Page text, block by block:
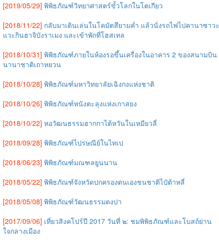
[2019/05/29] พิพิธภัณฑ์วิทยาศาสตร์ขั้วโลกในโตเกียว
[2018/11/22] กลับมาเดินเล่นในโคมัตสึยามค่ำ แล้วนั่งรถไฟไปคานาซาวะ
แวะกินฮาจิบังราเมง และเข้าพักที่โฮสเทล
[2018/10/31] พิพิธภัณฑ์ภายในห้องรอขึ้นเครื่องในอาคาร 2 ของสนามบิน
นานาชาติเถาหยวน
[2018/10/28] พิพิธภัณฑ์มหาวิทยาลัยเฉิงกงแห่งชาติ
[2018/10/26] พิพิธภัณฑ์หนังตะลุงแห่งเกาสยง
[2018/10/22] หอวัฒนธรรมฮากกาไต้หวันในเหมียวลี่
[2018/09/28] พิพิธภัณฑ์ไปรษณีย์ในไทเป
[2018/06/23] พิพิธภัณฑ์มณฑลยูนนาน
[2018/05/22] พิพิธภัณฑ์จังหวัดปกครองตนเองชนชาติไป๋ต้าหลี่
[2018/05/08] พิพิธภัณฑ์วัฒนธรรมตงปา
[2017/09/06] เที่ยวสิงคโปร์ปี 2017 วันที่ ๒: ชมพิพิธภัณฑ์และโบสถ์ย่าน
ใจกลางเมือง